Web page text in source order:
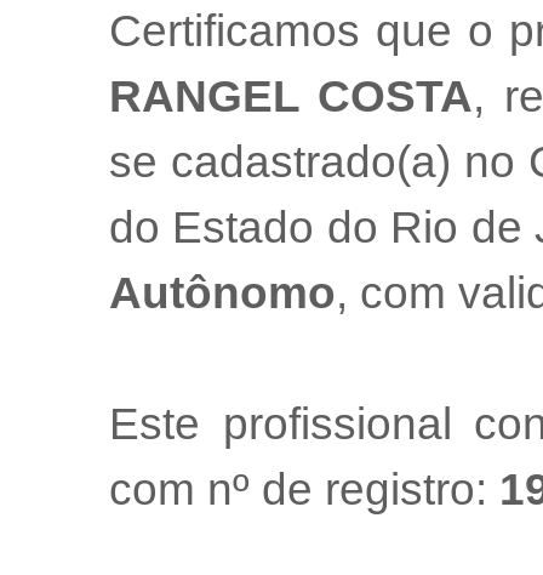
Certificamos que o
RANGEL COSTA,
se cadastrado(a) no
do Estado do Rio
Autônomo, com
Este profissional
com nº de registro: